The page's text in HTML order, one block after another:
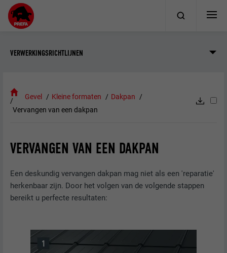
VERWERKINGSRICHTLIJNEN
Gevel Kleine formaten
Dakpan
Vervangen van een dakpan
VERVANGEN VAN EEN DAKPAN
Een deskundig vervangen dakpan mag niet als een 'reparatie'
herkenbaar zijn. Door het volgen van de volgende stappen
bereikt u perfecte resultaten: